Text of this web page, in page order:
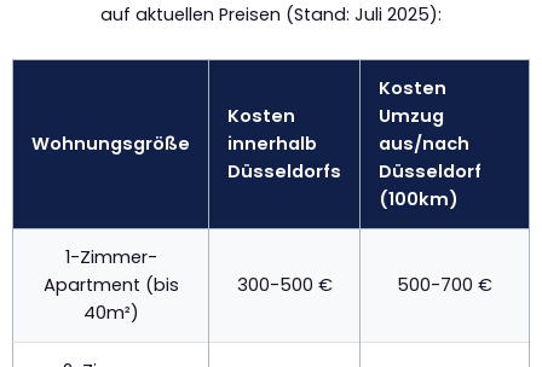
auf aktuellen Preisen (Stand: Juli 2025):
Wohnungsgröße
Kosten
innerhalb
Düsseldorfs
Kosten
Umzug
aus/nach
Düsseldorf
(100km)
1-Zimmer-
Apartment (bis
40m²)
300-500 € 500-700 €